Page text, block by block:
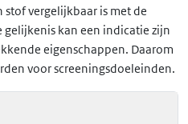
stof vergelijkbaar is met de
nieuw tabblad)
gelijkenis kan een indicatie zijn
eigenschappen. Daarom
voor screeningsdoeleinden.